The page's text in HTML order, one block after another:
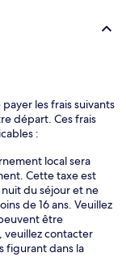
les frais suivants
départ. Ces frais
:
local sera
Cette taxe est
du séjour et ne
de 16 ans. Veuillez
être
veuillez contacter
figurant dans la